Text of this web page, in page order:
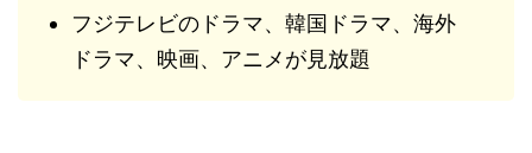
フジテレビのドラマ、韓国ドラマ、海外
ドラマ、映画、アニメが見放題